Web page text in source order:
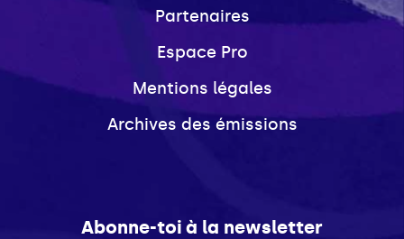
Partenaires
Espace Pro
Mentions légales
Archives des émissions
Abonne-toi à la newsletter